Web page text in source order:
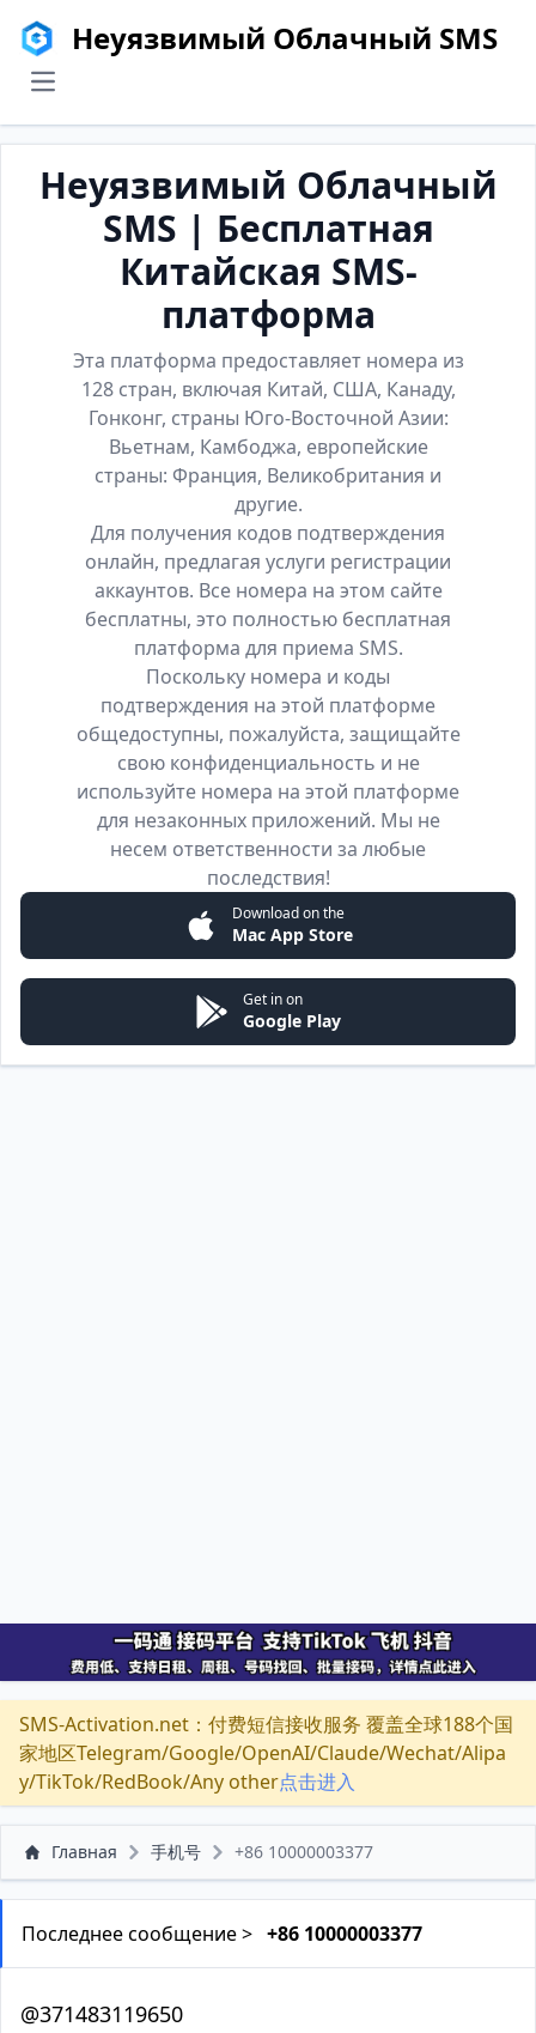
Неуязвимый Облачный SMS
menu
Неуязвимый Облачный
SMS | Бесплатная
Китайская SMS-
платформа
Эта платформа предоставляет номера из
128 стран, включая Китай, США, Канаду,
Гонконг, страны Юго-Восточной Азии:
Вьетнам, Камбоджа, европейские
страны: Франция, Великобритания и
другие.
Для получения кодов подтверждения
онлайн, предлагая услуги регистрации
аккаунтов. Все номера на этом сайте
бесплатны, это полностью бесплатная
платформа для приема SMS.
Поскольку номера и коды
подтверждения на этой платформе
общедоступны, пожалуйста, защищайте
свою конфиденциальность и не
используйте номера на этой платформе
для незаконных приложений. Мы не
несем ответственности за любые
последствия!
Download on the
Mac App Store
Get in on
Google Play
SMS-Activation.net：付费短信接收服务 覆盖全球188个国
家地区Telegram/Google/OpenAI/Claude/Wechat/Alipa
y/TikTok/RedBook/Any other点击进入
Главная 手机号 +86 10000003377
Последнее сообщение > +86 10000003377
@371483119650